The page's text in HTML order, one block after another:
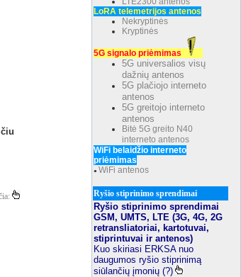
LoRA telemetrijos antenos
Nekryptinės
Kryptinės
5G signalo priėmimas
5G universalios visų
dažnių antenos
5G plačiojo interneto
antenos
5G greitojo interneto
antenos
Bitė 5G greito N40
interneto antenos
WiFi belaidžio interneto
priėmimas
● WiFi antenos
Ryšio stiprinimo sprendimai
Ryšio stiprinimo sprendimai
GSM, UMTS, LTE (3G, 4G, 2G
retransliatoriai, kartotuvai,
stiprintuvai ir antenos)
Kuo skiriasi ERKSA nuo
daugumos ryšio stiprinimą
siūlančių įmonių (?)